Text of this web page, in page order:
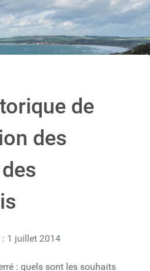
de
des
1 juillet 2014
: quels sont les souhaits